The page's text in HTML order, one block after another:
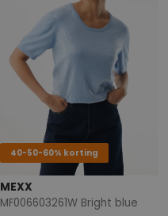
40-50-60% korting
MEXX
MF006603261W Bright blue